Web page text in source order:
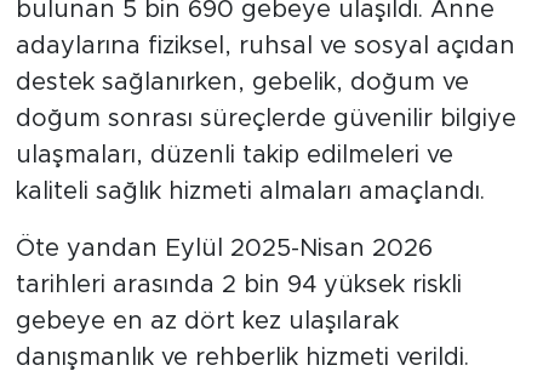
bulunan 5 bin 690 gebeye ulaşıldı. Anne
adaylarına fiziksel, ruhsal ve sosyal açıdan
destek sağlanırken, gebelik, doğum ve
doğum sonrası süreçlerde güvenilir bilgiye
ulaşmaları, düzenli takip edilmeleri ve
kaliteli sağlık hizmeti almaları amaçlandı.
Öte yandan Eylül 2025-Nisan 2026
tarihleri arasında 2 bin 94 yüksek riskli
gebeye en az dört kez ulaşılarak
danışmanlık ve rehberlik hizmeti verildi.